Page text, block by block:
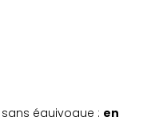
équivoque : en